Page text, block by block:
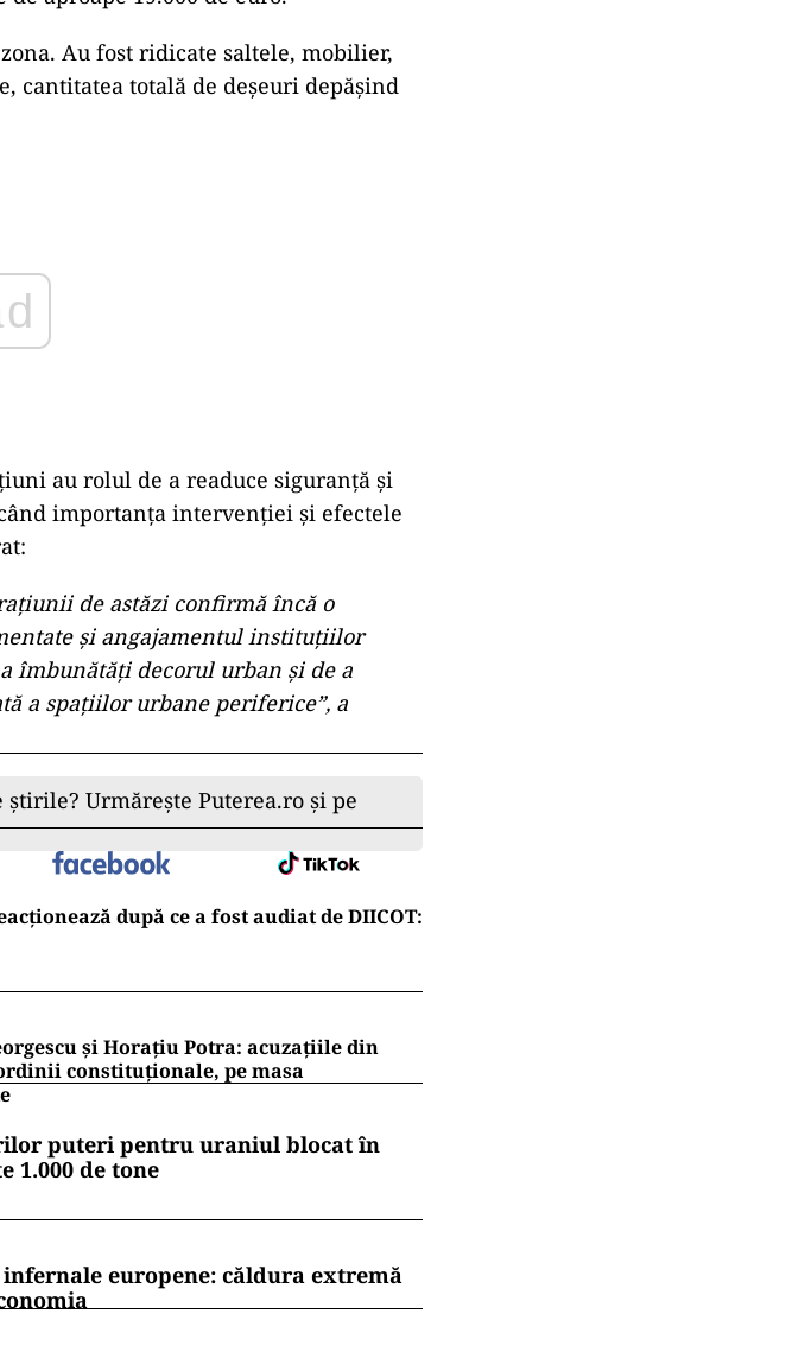
Au fost ridicate saltele, mobilier,
cantitatea totală de deșeuri depășind
au rolul de a readuce siguranță și
importanța intervenției și efectele
de astăzi confirmă încă o
și angajamentul instituțiilor
îmbunătăți decorul urban și de a
a spațiilor urbane periferice”, a
Urmărește Puterea.ro și pe
după ce a fost audiat de DIICOT:
și Horațiu Potra: acuzațiile din
constituționale, pe masa
puteri pentru uraniul blocat în
1.000 de tone
europene: căldura extremă